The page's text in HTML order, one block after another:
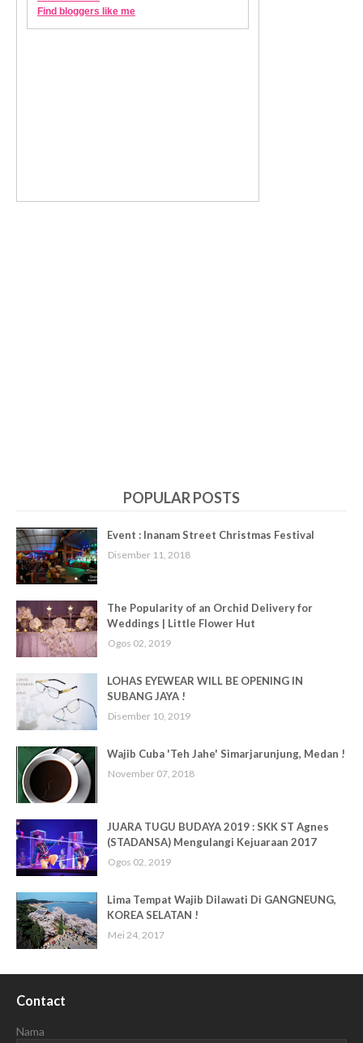
POPULAR POSTS
Event : Inanam Street Christmas Festival
Disember 11, 2018
The Popularity of an Orchid Delivery for
Weddings | Little Flower Hut
Ogos 02, 2019
LOHAS EYEWEAR WILL BE OPENING IN
SUBANG JAYA !
Disember 10, 2019
Wajib Cuba 'Teh Jahe' Simarjarunjung, Medan !
November 07, 2018
JUARA TUGU BUDAYA 2019 : SKK ST Agnes
(STADANSA) Mengulangi Kejuaraan 2017
Ogos 02, 2019
Lima Tempat Wajib Dilawati Di GANGNEUNG,
KOREA SELATAN !
Mei 24, 2017
Contact
Nama